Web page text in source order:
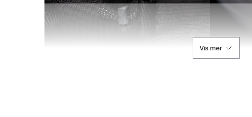
Vis mer